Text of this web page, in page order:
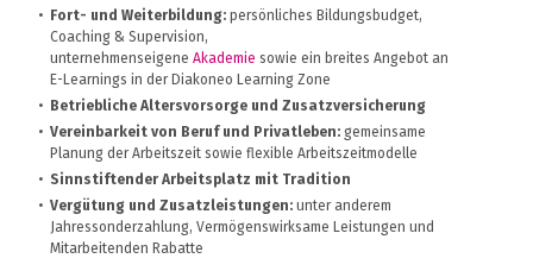
Fort- und Weiterbildung: persönliches Bildungsbudget,
Coaching & Supervision,
unternehmenseigene Akademie sowie ein breites Angebot an
E-Learnings in der Diakoneo Learning Zone
Betriebliche Altersvorsorge und Zusatzversicherung
Vereinbarkeit von Beruf und Privatleben: gemeinsame
Planung der Arbeitszeit sowie flexible Arbeitszeitmodelle
Sinnstiftender Arbeitsplatz mit Tradition
Vergütung und Zusatzleistungen: unter anderem
Jahressonderzahlung, Vermögenswirksame Leistungen und
Mitarbeitenden Rabatte